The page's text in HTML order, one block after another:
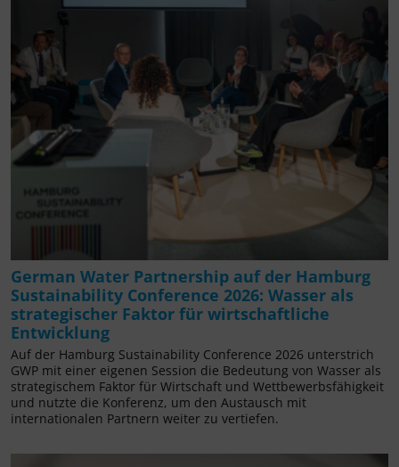
German Water Partnership auf der Hamburg
Sustainability Conference 2026: Wasser als
strategischer Faktor für wirtschaftliche
Entwicklung
Auf der Hamburg Sustainability Conference 2026 unterstrich
GWP mit einer eigenen Session die Bedeutung von Wasser als
strategischem Faktor für Wirtschaft und Wettbewerbsfähigkeit
und nutzte die Konferenz, um den Austausch mit
internationalen Partnern weiter zu vertiefen.